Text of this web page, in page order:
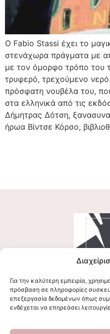
Για την καλύτερη εμπειρία,
πρόσβαση σε πληροφορίες
επεξεργασία δεδομένων όπως
ενδέχεται να επηρεάσει
Ο Fabio Stassi έχει το
στενάχωρα πράγματα με
με τον όμορφο τρόπο του
τρυφερό, τρεχούμενο
πρόσφατη νουβέλα του,
στα ελληνικά από τις
Δήμητρας Δότση,
ήρωα Βίντσε Κόρσο,
Ακολουθήστε μας